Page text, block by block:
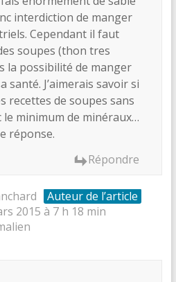
interdiction de manger
Cependant il faut
soupes (thon tres
la possibilité de manger
santé. J’aimerais savoir si
recettes de soupes sans
le minimum de minéraux…
réponse.
Répondre
Auteur de l’article
2015 à 7 h 18 min